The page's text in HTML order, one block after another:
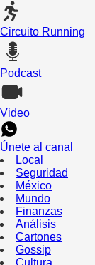
Circuito Running
Podcast
Video
Únete al canal
Local
Seguridad
México
Mundo
Finanzas
Análisis
Cartones
Gossip
Cultura